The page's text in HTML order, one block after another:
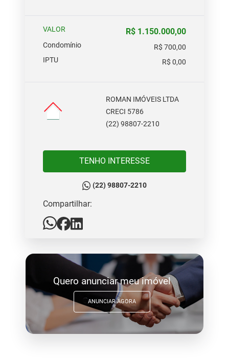
VALOR R$ 1.150.000,00
Condomínio
R$ 700,00
IPTU
R$ 0,00
ROMAN IMÓVEIS LTDA
CRECI 5786
(22) 98807-2210
TENHO INTERESSE
(22) 98807-2210
Compartilhar:
Quero anunciar meu imóvel
ANUNCIAR AGORA